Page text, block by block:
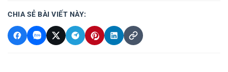
CHIA SẺ BÀI VIẾT NÀY: